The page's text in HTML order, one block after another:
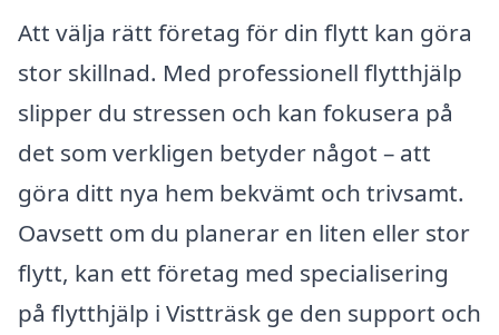
Att välja rätt företag för din flytt kan göra
stor skillnad. Med professionell flytthjälp
slipper du stressen och kan fokusera på
det som verkligen betyder något – att
göra ditt nya hem bekvämt och trivsamt.
Oavsett om du planerar en liten eller stor
flytt, kan ett företag med specialisering
på flytthjälp i Vistträsk ge den support och